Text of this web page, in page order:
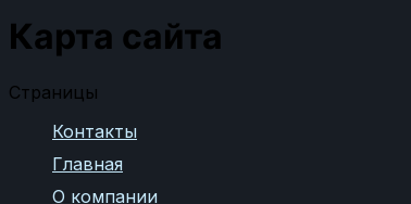
Карта сайта
Страницы
Контакты
Главная
О компании